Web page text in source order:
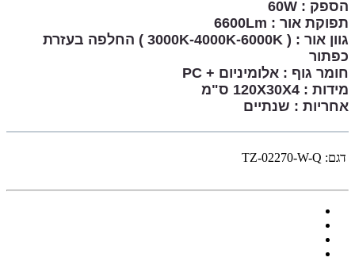
הספק : 60W
תפוקת אור : 6600Lm
גוון אור : ( 3000K-4000K-6000K ) החלפה בעזרת
כפתור
חומר גוף : אלומיניום + PC
מידות : 120X30X4 ס"מ
אחריות : שנתיים
דגם: TZ-02270-W-Q